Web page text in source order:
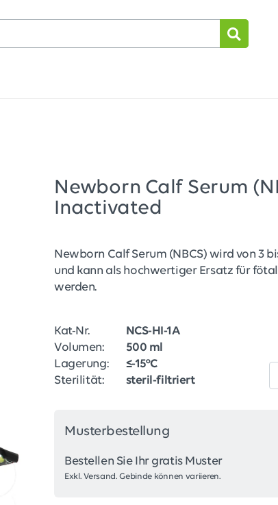
Newborn Calf Serum
Inactivated
Newborn Calf Serum (NBCS) wird von 3
und kann als hochwertiger Ersatz für
werden.
Kat-Nr.
NCS-HI-1A
Volumen:
500 ml
Lagerung:
≤-15°C
Sterilität:
steril-filtriert
Musterbestellung
Bestellen Sie Ihr gratis Muster
Exkl. Versand. Gebinde können variieren.